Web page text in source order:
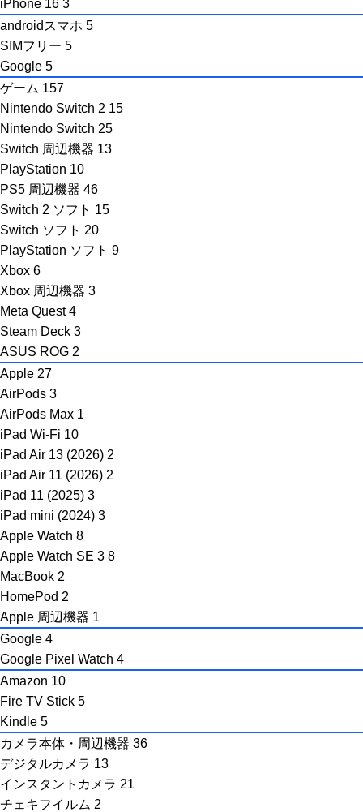
iPhone 16 3
androidスマホ 5
SIMフリー 5
Google 5
ゲーム 157
Nintendo Switch 2 15
Nintendo Switch 25
Switch 周辺機器 13
PlayStation 10
PS5 周辺機器 46
Switch 2 ソフト 15
Switch ソフト 20
PlayStation ソフト 9
Xbox 6
Xbox 周辺機器 3
Meta Quest 4
Steam Deck 3
ASUS ROG 2
Apple 27
AirPods 3
AirPods Max 1
iPad Wi-Fi 10
iPad Air 13 (2026) 2
iPad Air 11 (2026) 2
iPad 11 (2025) 3
iPad mini (2024) 3
Apple Watch 8
Apple Watch SE 3 8
MacBook 2
HomePod 2
Apple 周辺機器 1
Google 4
Google Pixel Watch 4
Amazon 10
Fire TV Stick 5
Kindle 5
カメラ本体・周辺機器 36
デジタルカメラ 13
インスタントカメラ 21
チェキフイルム 2